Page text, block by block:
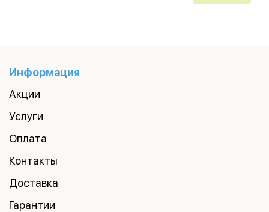
Информация
Акции
Услуги
Оплата
Контакты
Доставка
Гарантии